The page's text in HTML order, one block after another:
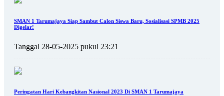
SMAN 1 Tarumajaya Siap Sambut Calon Siswa Baru, Sosialisasi SPMB 2025
Digelar!
Tanggal 28-05-2025 pukul 23:21
Peringatan Hari Kebangkitan Nasional 2023 Di SMAN 1 Tarumajaya